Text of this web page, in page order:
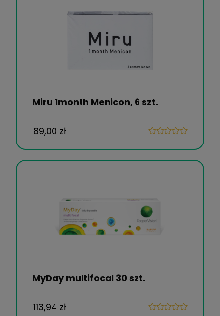
Miru 1month Menicon, 6 szt.
89,00 zł
MyDay multifocal 30 szt.
113,94 zł